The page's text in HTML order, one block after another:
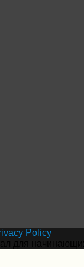
Policy